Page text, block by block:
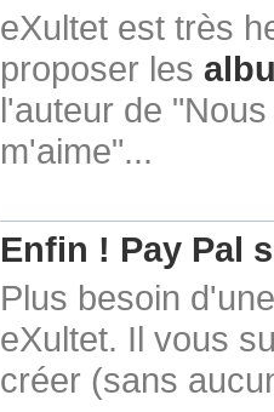
eXultet est très
proposer les
l'auteur de
m'aime"...
Enfin ! Pay Pal
Plus besoin
eXultet. Il vous
créer (sans